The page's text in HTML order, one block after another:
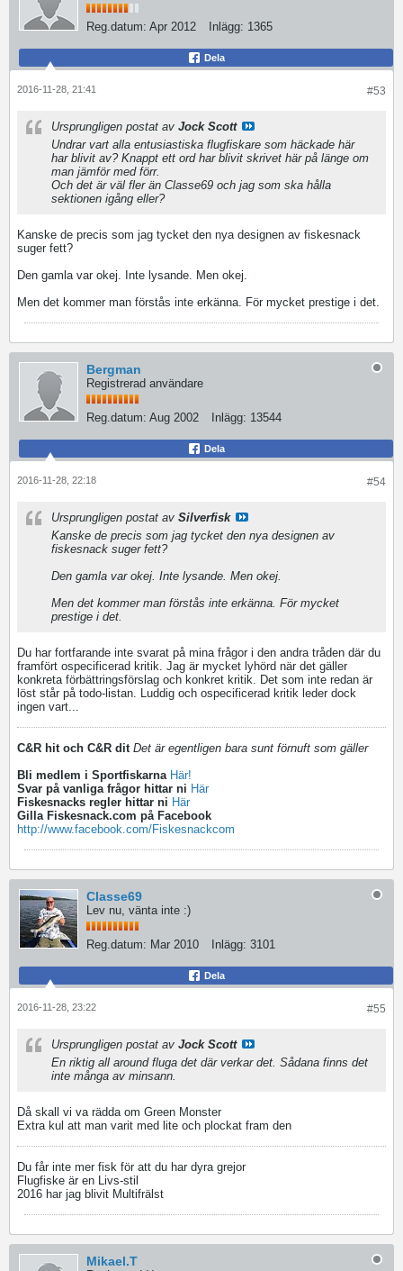
Reg.datum: Apr 2012 Inlägg: 1365
Dela
#53
2016-11-28, 21:41
Ursprungligen postat av Jock Scott
Undrar vart alla entusiastiska flugfiskare som häckade här
har blivit av? Knappt ett ord har blivit skrivet här på länge om
man jämför med förr.
Och det är väl fler än Classe69 och jag som ska hålla
sektionen igång eller?
Kanske de precis som jag tycket den nya designen av fiskesnack
suger fett?
Den gamla var okej. Inte lysande. Men okej.
Men det kommer man förstås inte erkänna. För mycket prestige i det.
Bergman
Registrerad användare
Reg.datum: Aug 2002 Inlägg: 13544
Dela
#54
2016-11-28, 22:18
Ursprungligen postat av Silverfisk
Kanske de precis som jag tycket den nya designen av
fiskesnack suger fett?
Den gamla var okej. Inte lysande. Men okej.
Men det kommer man förstås inte erkänna. För mycket
prestige i det.
Du har fortfarande inte svarat på mina frågor i den andra tråden där du
framfört ospecificerad kritik. Jag är mycket lyhörd när det gäller
konkreta förbättringsförslag och konkret kritik. Det som inte redan är
löst står på todo-listan. Luddig och ospecificerad kritik leder dock
ingen vart...
C&R hit och C&R dit Det är egentligen bara sunt förnuft som gäller
Bli medlem i Sportfiskarna Här!
Svar på vanliga frågor hittar ni Här
Fiskesnacks regler hittar ni Här
Gilla Fiskesnack.com på Facebook
http://www.facebook.com/Fiskesnackcom
Classe69
Lev nu, vänta inte :)
Reg.datum: Mar 2010 Inlägg: 3101
Dela
#55
2016-11-28, 23:22
Ursprungligen postat av Jock Scott
En riktig all around fluga det där verkar det. Sådana finns det
inte många av minsann.
Då skall vi va rädda om Green Monster
Extra kul att man varit med lite och plockat fram den
Du får inte mer fisk för att du har dyra grejor
Flugfiske är en Livs-stil
2016 har jag blivit Multifrälst
Mikael.T